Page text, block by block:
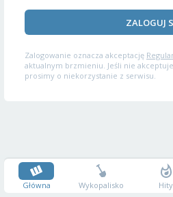
ZALOGUJ
Zalogowanie oznacza akceptację
aktualnym brzmieniu. Jeśli nie
prosimy o niekorzystanie z serwisu.
Główna Wykopalisko Hity